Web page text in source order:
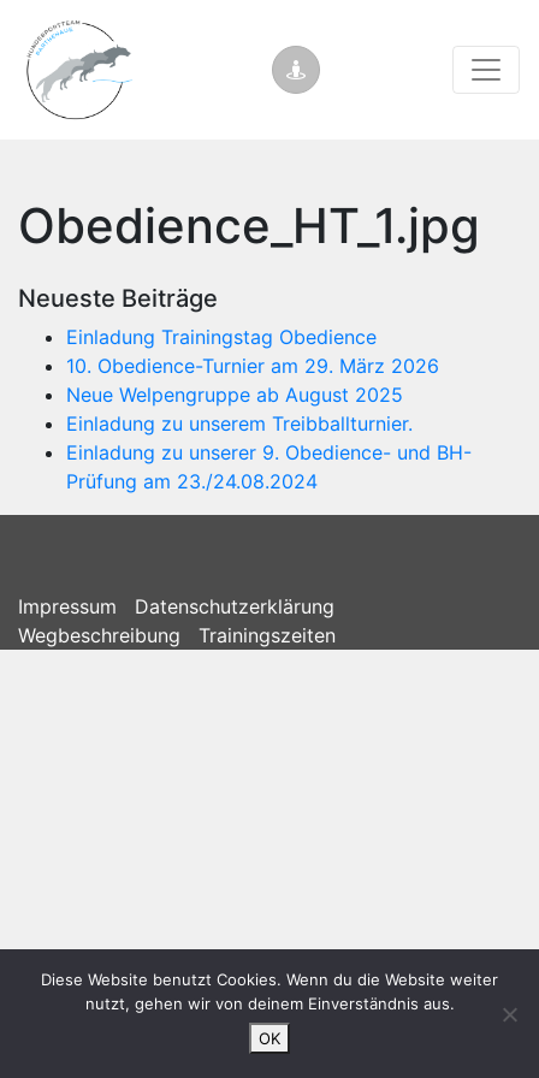
Obedience_HT_1.jpg
Neueste Beiträge
Einladung Trainingstag Obedience
10. Obedience-Turnier am 29. März 2026
Neue Welpengruppe ab August 2025
Einladung zu unserem Treibballturnier.
Einladung zu unserer 9. Obedience- und BH-
Prüfung am 23./24.08.2024
Impressum
Datenschutzerklärung
Wegbeschreibung
Trainingszeiten
Diese Website benutzt Cookies. Wenn du die Website weiter
nutzt, gehen wir von deinem Einverständnis aus.
OK